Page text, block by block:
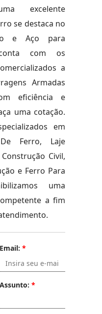
excelente
se destaca no
e Aço para
com os
a
Armadas
eficiência e
uma cotação.
em
Ferro, Laje
Civil,
e Ferro Para
uma
a fim
Email: *
Assunto: *